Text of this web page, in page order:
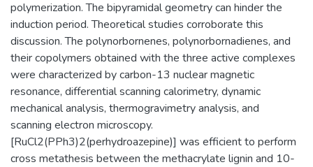
polymerization. The bipyramidal geometry can hinder the
induction period. Theoretical studies corroborate this
discussion. The polynorbornenes, polynorbornadienes, and
their copolymers obtained with the three active complexes
were characterized by carbon-13 nuclear magnetic
resonance, differential scanning calorimetry, dynamic
mechanical analysis, thermogravimetry analysis, and
scanning electron microscopy.
[RuCl2(PPh3)2(perhydroazepine)] was efficient to perform
cross metathesis between the methacrylate lignin and 10-